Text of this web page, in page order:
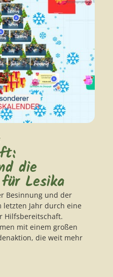
die
Lesika
Besinnung und der
Jahr durch eine
Hilfsbereitschaft.
mit einem großen
die weit mehr